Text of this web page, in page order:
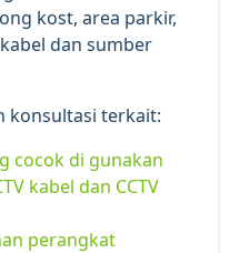
kost, area parkir,
dan sumber
konsultasi terkait:
cocok di gunakan
kabel dan CCTV
perangkat